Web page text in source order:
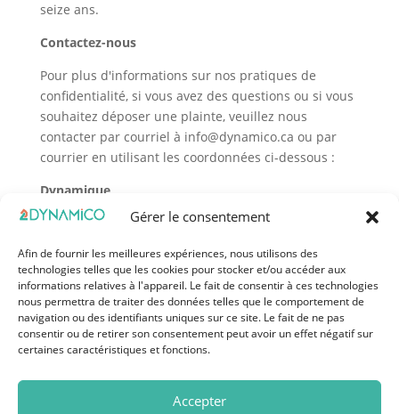
Gérer le consentement
Afin de fournir les meilleures expériences, nous utilisons des
technologies telles que les cookies pour stocker et/ou accéder aux
informations relatives à l'appareil. Le fait de consentir à ces technologies
nous permettra de traiter des données telles que le comportement de
navigation ou des identifiants uniques sur ce site. Le fait de ne pas
consentir ou de retirer son consentement peut avoir un effet négatif sur
certaines caractéristiques et fonctions.
Accepter
seize ans.
Contactez-nous
Pour plus d'informations sur nos pratiques de
confidentialité, si vous avez des questions ou si vous
souhaitez déposer une plainte, veuillez nous
contacter par courriel à info@dynamico.ca ou par
courrier en utilisant les coordonnées ci-dessous :
Dynamique
[Re : Responsable de la confidentialité]
QC H4R 2M6, Canada W #210, Saint-Laurent, QC H4R
2M6, Canada